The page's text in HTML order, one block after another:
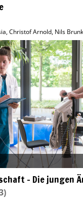
,Christof Arnold, Nils
– Die jungen